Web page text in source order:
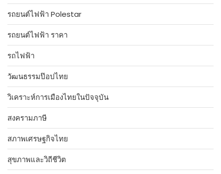
รถยนต์ไฟฟ้า Polestar
รถยนต์ไฟฟ้า ราคา
รถไฟฟ้า
วัฒนธรรมป๊อปไทย
วิเคราะห์การเมืองไทยในปัจจุบัน
สงครามภาษี
สภาพเศรษฐกิจไทย
สุขภาพและวิถีชีวิต